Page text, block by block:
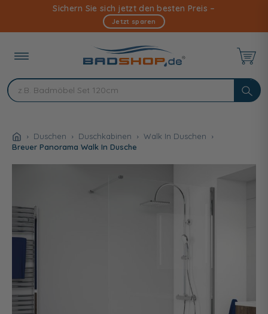
Inhalt
Sichern Sie sich jetzt den besten Preis –
Jetzt sparen
Duschen Duschkabinen
Walk In Duschen
Breuer Panorama Walk In Dusche